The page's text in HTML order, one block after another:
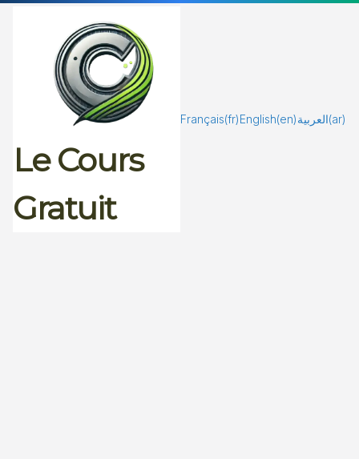
Le Cours
Gratuit
Français(fr) English(en)العربية(ar)